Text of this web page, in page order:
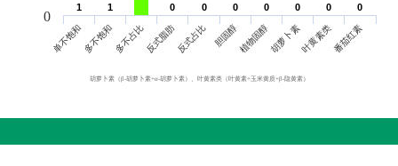
胡萝卜素（β-胡萝卜素+α-胡萝卜素）、叶黄素类（叶黄素+玉米黄质+β-隐黄素）
1
1 1
1 0
0 0
0 0
0 0
0 0
0 0
0 0
0
单不饱和多不饱和多不占比反式脂肪反式占比 胆固醇植物固醇胡萝卜素叶黄素类番茄红素
0